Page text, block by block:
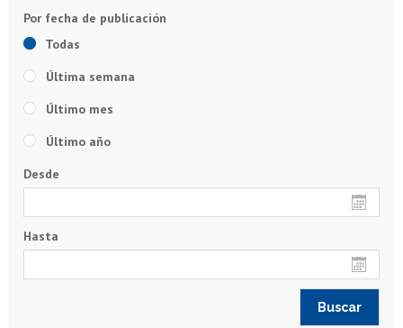
Todas
Última semana
Último mes
Último año
Desde
Hasta